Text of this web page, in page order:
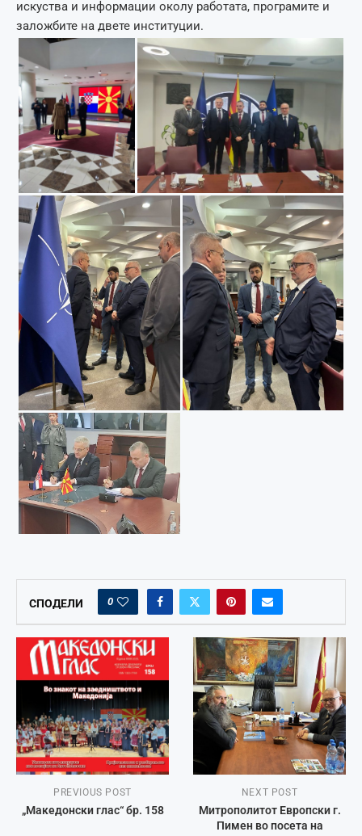
искуства и информации околу работата, програмите и
заложбите на двете институции.
СПОДЕЛИ 0
PREVIOUS POST
„Македонски глас“ бр. 158
NEXT POST
Митрополитот Европски г.
Пимен во посета на